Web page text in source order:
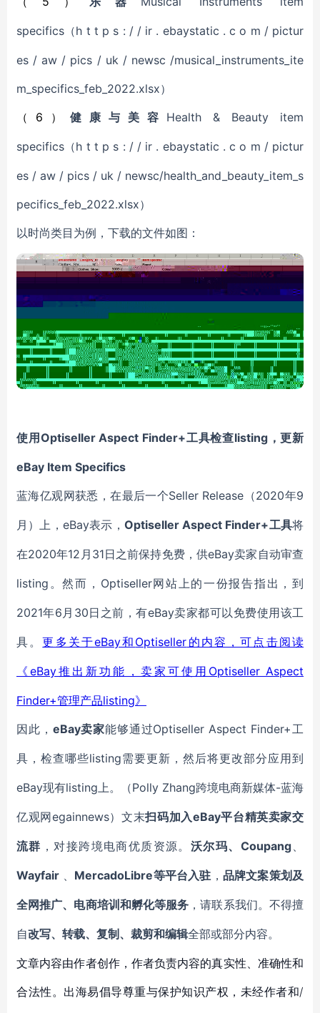
specifics （h t t p s : / / ir . ebaystatic . c o m / pictur
es / aw / pics / uk / newsc /musical_instruments_ite
m_specifics_feb_2022.xlsx）
（ 6 ） 健康与美容 Health & Beauty item
specifics （h t t p s : / / ir . ebaystatic . c o m / pictur
es / aw / pics / uk / newsc/health_and_beauty_item_s
pecifics_feb_2022.xlsx）
以时尚类目为例，下载的文件如图：
使用 Optiseller Aspect Finder+工具检查listing，更新
eBay Item Specifics
蓝海亿观网获悉，在最后一个Seller Release （2020年9
月 ）上， eBay表示 ， Optiseller Aspect Finder+工具将
在2020年12月31日之前保持免费，供eBay卖家 自动审查
listing 。然而 ， Optiseller网站上的一份报告指出 ，到
2021年6月30日之前 ，有eBay卖家都可以 免费使用该工
具。更多关于eBay和 Optiseller 的内容，可点击阅读
《eBay推出新功能，卖家可使用Optiseller Aspect
Finder+管理产品listing》
因此， eBay卖家能够通过Optiseller Aspect Finder+ 工
具 ，检查哪些listing需要更新 ， 然后将更改部分应用到
eBay现有listing 上。（Polly Zhang跨境电商新媒体-蓝海
亿观网egainnews）文末扫码加入eBay平台精英卖家交
流群 ，对接跨境电商优质资源。 沃尔玛、 Coupang、
Wayfair MercadoLibre等平台入驻 ， 品牌文案策划及
全网推广、电商培训和孵化等服务 ，请联系我们。不得擅
自改写、转载、复制、裁剪和编辑全部或部分内容。
文章内容由作者创作，作者负责内容的真实性、准确性和
合法性。出海易倡导尊重与保护知识产权，未经作者和/